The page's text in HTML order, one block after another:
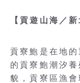
【貢遊山海／
貢寮鮑是在地
的貢寮鮑潮汐
貌，貢寮區漁